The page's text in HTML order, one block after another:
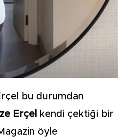
bu durumdan
Erçel
kendi çektiği bir
öyle